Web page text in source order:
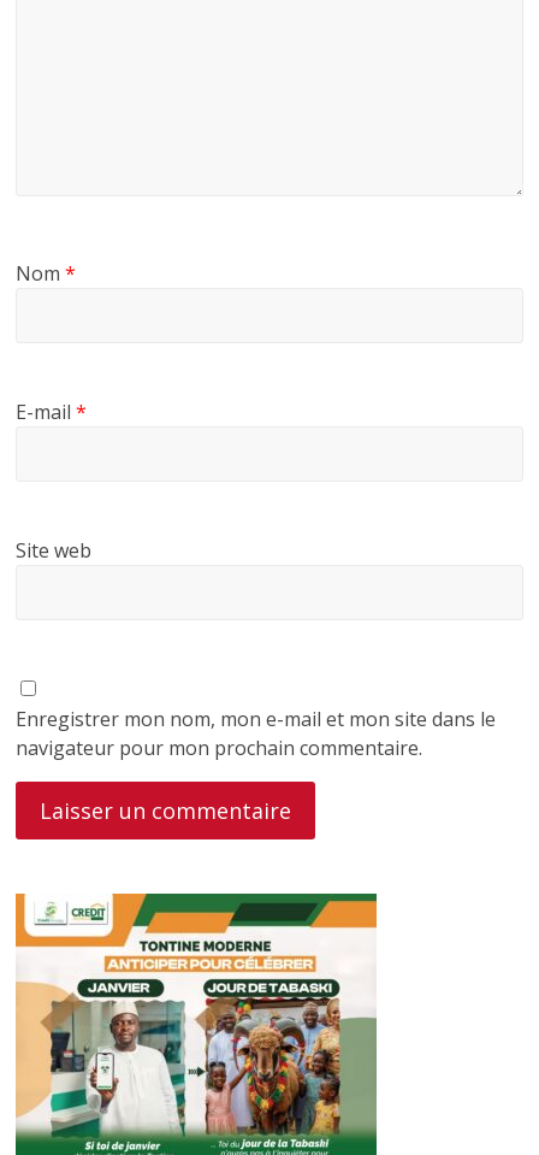
Nom*
E-mail*
Site web
Enregistrer mon nom, mon e-mail et mon site dans le
navigateur pour mon prochain commentaire.